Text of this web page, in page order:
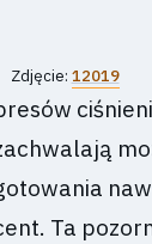
Zdjęcie: 12019
Ta